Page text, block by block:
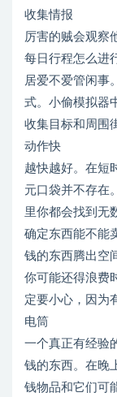
收集情报
厉害的贼会观察
每日行程怎么进
居爱不爱管闲事
式。小偷模拟器
收集目标和周围
动作快
越快越好。在短
元口袋并不存在
里你都会找到无
确定东西能不能
钱的东西腾出空
你可能还得浪费
定要小心，因为
电筒
一个真正有经验
钱的东西。在晚
钱物品和它们可